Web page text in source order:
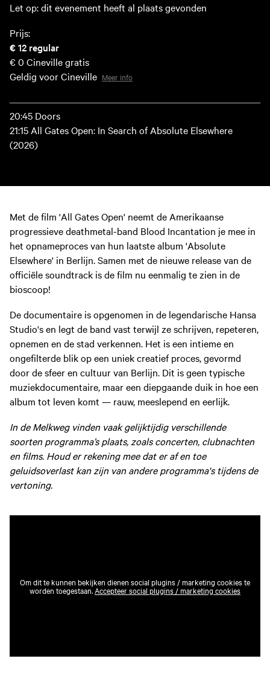
Let op: dit evenement heeft al plaats gevonden
Prijs:
€ 12 regular
€ 0 Cineville gratis
Geldig voor Cineville Meer info
20:45 Doors
21:15 All Gates Open: In Search of Absolute Elsewhere
(2026)
Met de film 'All Gates Open' neemt de Amerikaanse
progressieve deathmetal-band Blood Incantation je mee in
het opnameproces van hun laatste album 'Absolute
Elsewhere' in Berlijn. Samen met de nieuwe release van de
officiële soundtrack is de film nu eenmalig te zien in de
bioscoop!
De documentaire is opgenomen in de legendarische Hansa
Studio's en legt de band vast terwijl ze schrijven, repeteren,
opnemen en de stad verkennen. Het is een intieme en
ongefilterde blik op een uniek creatief proces, gevormd
door de sfeer en cultuur van Berlijn. Dit is geen typische
muziekdocumentaire, maar een diepgaande duik in hoe een
album tot leven komt — rauw, meeslepend en eerlijk.
In de Melkweg vinden vaak gelijktijdig verschillende
soorten programma’s plaats, zoals concerten, clubnachten
en films. Houd er rekening mee dat er af en toe
geluidsoverlast kan zijn van andere programma's tijdens de
vertoning.
Om dit te kunnen bekijken dienen social plugins / marketing cookies te
worden toegestaan.Accepteer social plugins / marketing cookies